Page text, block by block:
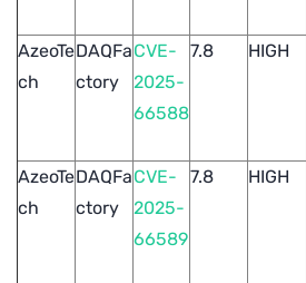
AzeoTe
ch
DAQFa
ctory
CVE-
2025-
66588
7.8 HIGH
AzeoTe
ch
DAQFa
ctory
CVE-
2025-
66589
7.8 HIGH